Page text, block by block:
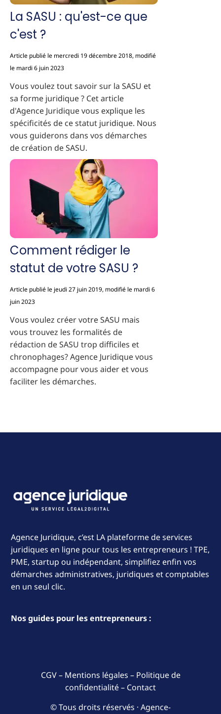
La SASU : qu'est-ce que
c'est ?
Article publié le mercredi 19 décembre 2018, modifié
le mardi 6 juin 2023
Vous voulez tout savoir sur la SASU et
sa forme juridique ? Cet article
d'Agence Juridique vous explique les
spécificités de ce statut juridique. Nous
vous guiderons dans vos démarches
de création de SASU.
Comment rédiger le
statut de votre SASU ?
Article publié le jeudi 27 juin 2019, modifié le mardi 6
juin 2023
Vous voulez créer votre SASU mais
vous trouvez les formalités de
rédaction de SASU trop difficiles et
chronophages? Agence Juridique vous
accompagne pour vous aider et vous
faciliter les démarches.
Agence Juridique, c’est LA plateforme de services
juridiques en ligne pour tous les entrepreneurs ! TPE,
PME, startup ou indépendant, simplifiez enfin vos
démarches administratives, juridiques et comptables
en un seul clic.
Nos guides pour les entrepreneurs :
CGV– Mentions légales – Politique de
confidentialité– Contact
© Tous droits réservés · Agence-